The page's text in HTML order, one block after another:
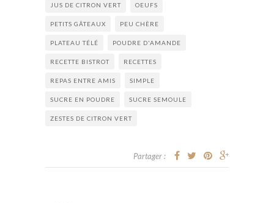
JUS DE CITRON VERT OEUFS
PETITS GÂTEAUX PEU CHÈRE
PLATEAU TÉLÉ POUDRE D'AMANDE
RECETTE BISTROT RECETTES
REPAS ENTRE AMIS SIMPLE
SUCRE EN POUDRE SUCRE SEMOULE
ZESTES DE CITRON VERT
Partager :